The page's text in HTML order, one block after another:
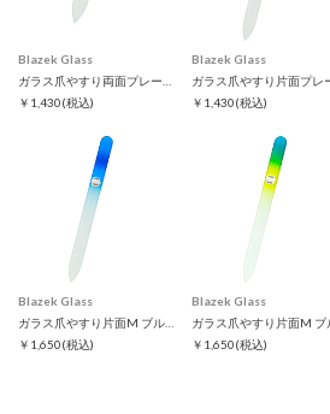
Blazek Glass
￥1,430(税込)
Blazek Glass
￥1,430(税込)
Blazek Glass
￥1,650(税込)
Blazek Glass
￥1,650(税込)